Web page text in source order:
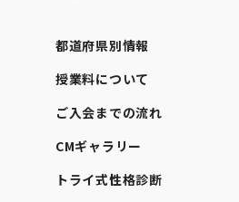
都道府県別情報
授業料について
ご入会までの流れ
CMギャラリー
トライ式性格診断